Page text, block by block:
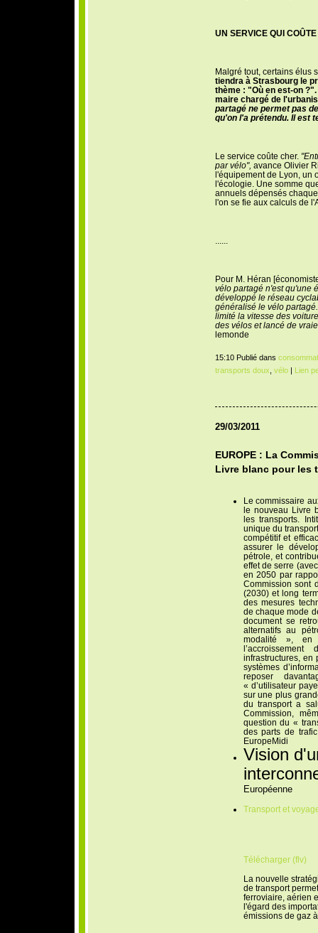
UN SERVICE QUI
Malgré tout, certains élus
tiendra à Strasbourg le
thème : "Où en est-on
maire chargé de
partagé ne permet pas
qu'on l'a prétendu. Il est
Le service coûte cher.
par vélo", avance Olivier
l'équipement de Lyon, un
l'écologie. Une somme
annuels dépensés
l'on se fie aux calculs de
Pour M. Héran
vélo partagé n'est qu'une
développé le réseau
généralisé le vélo
limité la vitesse des
des vélos et lancé de
lemonde
15:10 Publié dans
transports doux vélo| Lien
29/03/2011
EUROPE : La
Livre blanc pour les
Le commissaire
le nouveau Livre
les transports.
unique du
compétitif et
assurer le
pétrole, et
effet de serre
en 2050 par
Commission sont
(2030) et long
des mesures
de chaque mode
document se
alternatifs au
modalité », en
infrastructures, en
systèmes
reposer
« d’utilisateur
sur une plus
du transport a
Commission,
question du «
des parts de
EuropeMidi
Vision
Européenne
Transport et
Télécharger (flv)
La nouvelle
de transport
ferroviaire, aérien
l'égard des
émissions de gaz